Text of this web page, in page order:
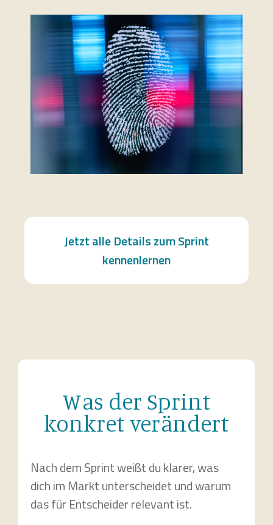
Jetzt alle Details zum Sprint
kennenlernen
Was der Sprint
konkret verändert
Nach dem Sprint weißt du klarer, was
dich im Markt unterscheidet und warum
das für Entscheider relevant ist.